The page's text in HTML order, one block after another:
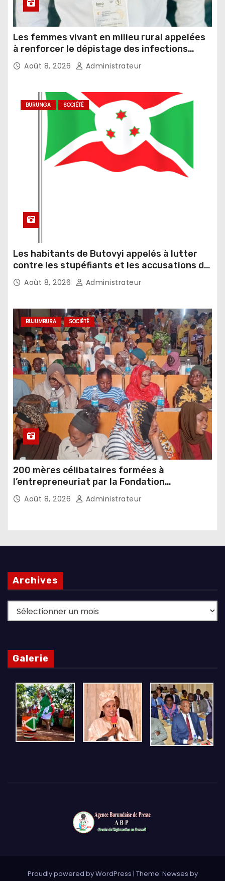
Les femmes vivant en milieu rural appelées
à renforcer le dépistage des infections
sexuellement transmissibles
Août 8, 2026 Administrateur
BURUNGA SOCIÉTÉ
Les habitants de Butovyi appelés à lutter
contre les stupéfiants et les accusations de
sorcellerie
Août 8, 2026 Administrateur
BUJUMBURA SOCIÉTÉ
200 mères célibataires formées à
l’entrepreneuriat par la Fondation
Umugiraneza et l’OPDD
Août 8, 2026 Administrateur
Archives
Archives
Galerie
Proudly powered by WordPress | Theme: Newses by